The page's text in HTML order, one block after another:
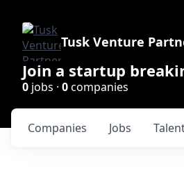
Tusk Venture
Join a startup
0 jobs · 0companies
Jobs
Companies